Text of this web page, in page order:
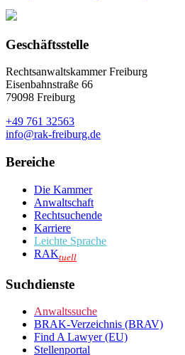
Geschäftsstelle
Rechtsanwaltskammer Freiburg
Eisenbahnstraße 66
79098 Freiburg
+49 761 32563
info@rak-freiburg.de
Bereiche
Die Kammer
Anwaltschaft
Rechtsuchende
Karriere
Leichte Sprache
RAKtuell
Suchdienste
Anwaltssuche
BRAK-Verzeichnis (BRAV)
Find A Lawyer (EU)
Stellenportal